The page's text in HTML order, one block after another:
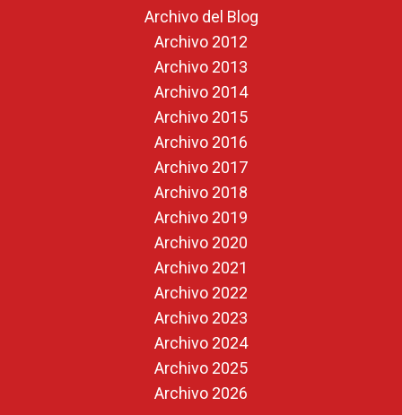
Archivo del Blog
Archivo 2012
Archivo 2013
Archivo 2014
Archivo 2015
Archivo 2016
Archivo 2017
Archivo 2018
Archivo 2019
Archivo 2020
Archivo 2021
Archivo 2022
Archivo 2023
Archivo 2024
Archivo 2025
Archivo 2026